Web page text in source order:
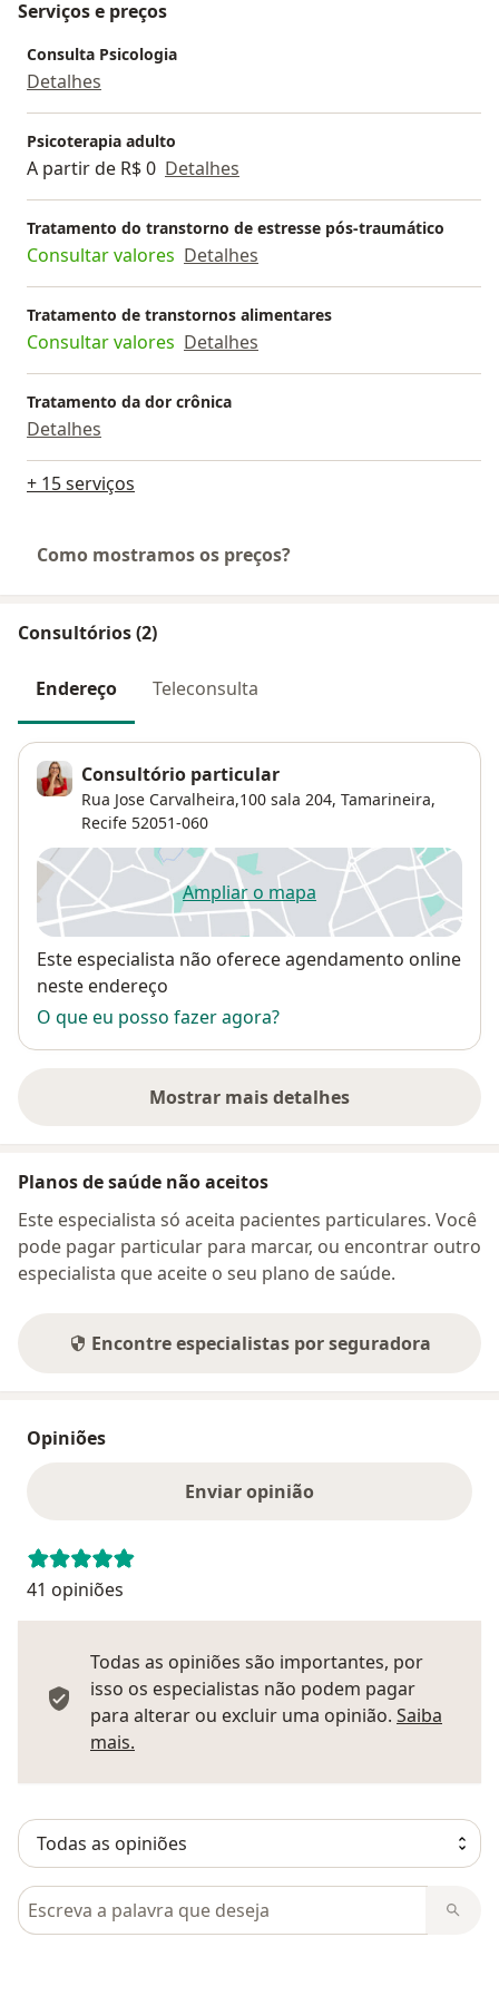
Serviços e preços
Consulta Psicologia
Detalhes
Psicoterapia adulto
A partir de R$ 0 Detalhes
Tratamento do transtorno de estresse pós-traumático
Consultar valores Detalhes
Tratamento de transtornos alimentares
Consultar valores Detalhes
Tratamento da dor crônica
Detalhes
+ 15 serviços
Como mostramos os preços?
Consultórios (2)
Endereço Teleconsulta
Consultório particular
Rua Jose Carvalheira,100 sala 204, Tamarineira,
Recife 52051-060
Ampliar o mapaabre num novo separador
Disponibilidade
Este especialista não oferece agendamento online
neste endereço
O que eu posso fazer agora?
Mostrar mais detalhes
sobre o endereço
Planos de saúde não aceitos
Este especialista só aceita pacientes particulares. Você
pode pagar particular para marcar, ou encontrar outro
especialista que aceite o seu plano de saúde.
Encontre especialistas por seguradora
Opiniões
Enviar opinião
41 opiniões
Todas as opiniões são importantes, por
isso os especialistas não podem pagar
para alterar ou excluir uma opinião. Saiba
mais.
Pesquisar em opiniões